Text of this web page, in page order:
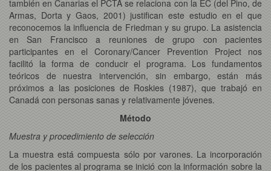
también en Canarias el PCTA se relaciona con la EC (del Pino, de
Armas, Dorta y Gaos, 2001) justifican este estudio en el que
reconocemos la influencia de Friedman y su grupo. La asistencia
en San Francisco a reuniones de grupo con pacientes
participantes en el Coronary/Cancer Prevention Project nos
facilitó la forma de conducir el programa. Los fundamentos
teóricos de nuestra intervención, sin embargo, están más
próximos a las posiciones de Roskies (1987), que trabajó en
Canadá con personas sanas y relativamente jóvenes.
Método
Muestra y procedimiento de selección
La muestra está compuesta sólo por varones. La incorporación
de los pacientes al programa se inició con la información sobre la